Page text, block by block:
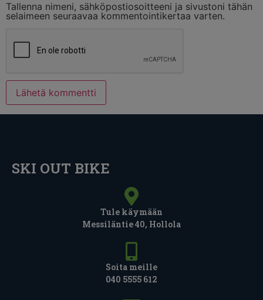
Tallenna nimeni, sähköpostiosoitteeni ja sivustoni tähän
selaimeen seuraavaa kommentointikertaa varten.
SKI OUT BIKE
Tule käymään
Messiläntie 40, Hollola
Soita meille
040 5555 612